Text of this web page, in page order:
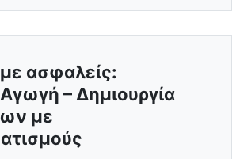
ασφαλείς:
– Δημιουργία
με